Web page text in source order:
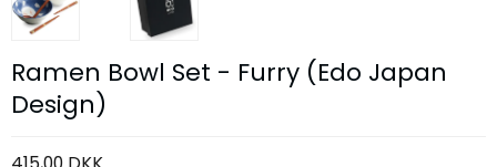
Ramen Bowl Set - Furry (Edo Japan
Design)